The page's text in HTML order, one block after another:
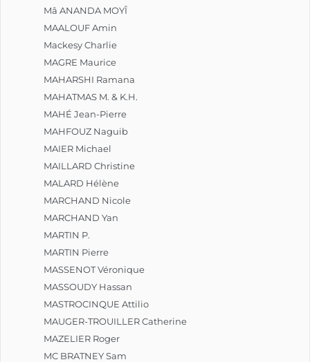
Mâ ANANDA MOYÎ
MAALOUF Amin
Mackesy Charlie
MAGRE Maurice
MAHARSHI Ramana
MAHATMAS M. & K.H.
MAHÉ Jean-Pierre
MAHFOUZ Naguib
MAIER Michael
MAILLARD Christine
MALARD Hélène
MARCHAND Nicole
MARCHAND Yan
MARTIN P.
MARTIN Pierre
MASSENOT Véronique
MASSOUDY Hassan
MASTROCINQUE Attilio
MAUGER-TROUILLER Catherine
MAZELIER Roger
MC BRATNEY Sam